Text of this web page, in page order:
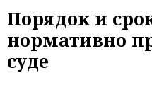
Порядок и
нормативно
суде